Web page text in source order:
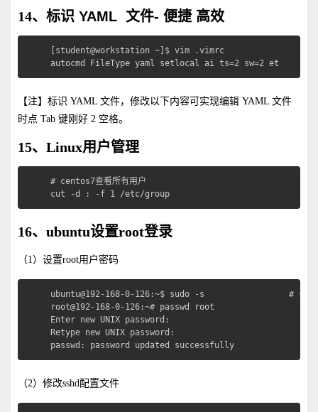
14、标识 YAML 文件- 便捷 高效
[student@workstation ~]$ vim .vimrc
autocmd FileType yaml setlocal ai ts=2 sw=2 et
【注】标识 YAML 文件，修改以下内容可实现编辑 YAML 文件
时点 Tab 键刚好 2 空格。
15、Linux用户管理
# centos7查看所有用户
cut -d : -f 1 /etc/group
16、ubuntu设置root登录
（1）设置root用户密码
ubuntu@192-168-0-126:~$ sudo -s                 #
root@192-168-0-126:~# passwd root
Enter new UNIX password:
Retype new UNIX password:
passwd: password updated successfully
（2）修改sshd配置文件